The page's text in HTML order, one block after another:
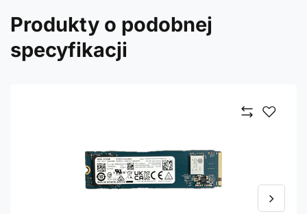
Produkty o podobnej
specyfikacji